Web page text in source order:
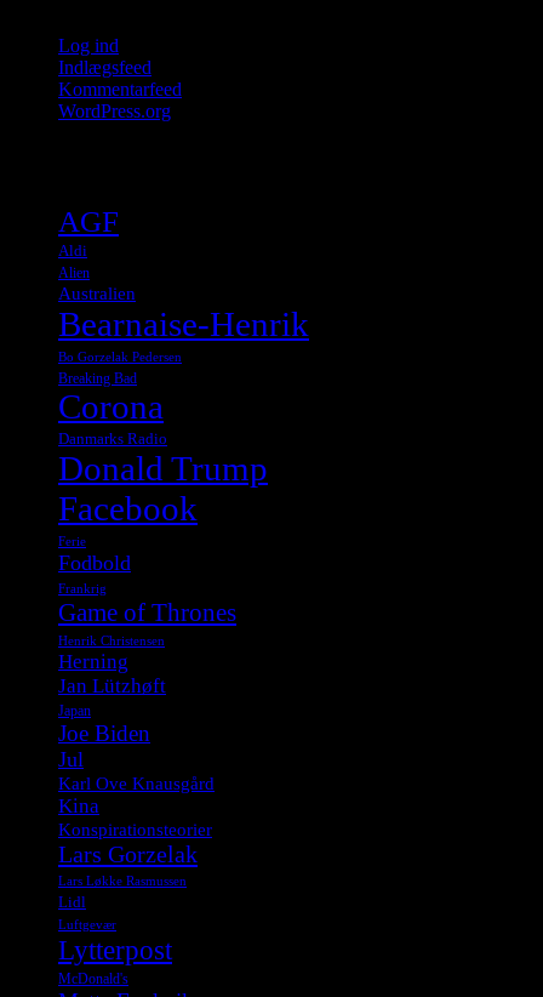
Log ind
Indlægsfeed
Kommentarfeed
WordPress.org
AGF
Aldi
Alien
Australien
Bearnaise-Henrik
Bo Gorzelak Pedersen
Breaking Bad
Corona
Danmarks Radio
Donald Trump
Facebook
Ferie
Fodbold
Frankrig
Game of Thrones
Henrik Christensen
Herning
Jan Lützhøft
Japan
Joe Biden
Jul
Karl Ove Knausgård
Kina
Konspirationsteorier
Lars Gorzelak
Lars Løkke Rasmussen
Lidl
Luftgevær
Lytterpost
McDonald's